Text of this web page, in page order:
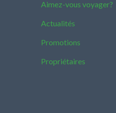
Aimez-vous voyager?
Actualités
Promotions
Propriétaires